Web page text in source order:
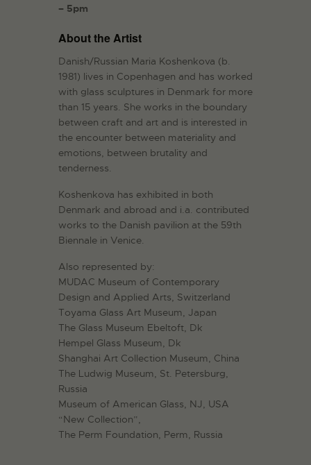
– 5pm
About the Artist
Danish/Russian Maria Koshenkova (b.
1981) lives in Copenhagen and has worked
with glass sculptures in Denmark for more
than 15 years. She works in the boundary
between craft and art and is interested in
the encounter between materiality and
emotions, between brutality and
tenderness.
Koshenkova has exhibited in both
Denmark and abroad and i.a. contributed
works to the Danish pavilion at the 59th
Biennale in Venice.
Also represented by:
MUDAC Museum of Contemporary
Design and Applied Arts, Switzerland
Toyama Glass Art Museum, Japan
The Glass Museum Ebeltoft, Dk
Hempel Glass Museum, Dk
Shanghai Art Collection Museum, China
The Ludwig Museum, St. Petersburg,
Russia
Museum of American Glass, NJ, USA
“New Collection”,
The Perm Foundation, Perm, Russia